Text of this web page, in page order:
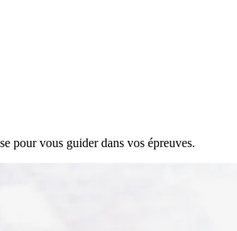
pour vous guider dans vos épreuves.